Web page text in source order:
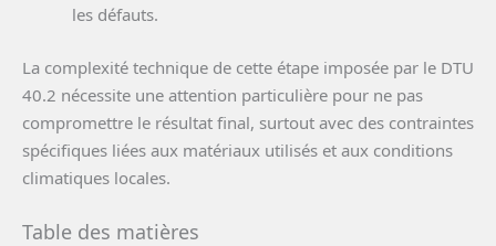
les défauts.
La complexité technique de cette étape imposée par le DTU
40.2 nécessite une attention particulière pour ne pas
compromettre le résultat final, surtout avec des contraintes
spécifiques liées aux matériaux utilisés et aux conditions
climatiques locales.
Table des matières